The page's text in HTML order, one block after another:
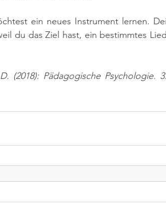
ein neues Instrument lernen.
du das Ziel hast, ein bestimmtes
(2018): Pädagogische Psychologie.